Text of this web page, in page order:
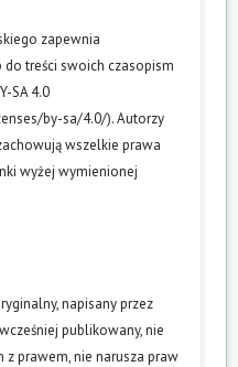
zapewnia
treści swoich czasopism
SA 4.0
by-sa/4.0/). Autorzy
wszelkie prawa
wyżej wymienionej
napisany przez
publikowany, nie
prawem, nie narusza praw